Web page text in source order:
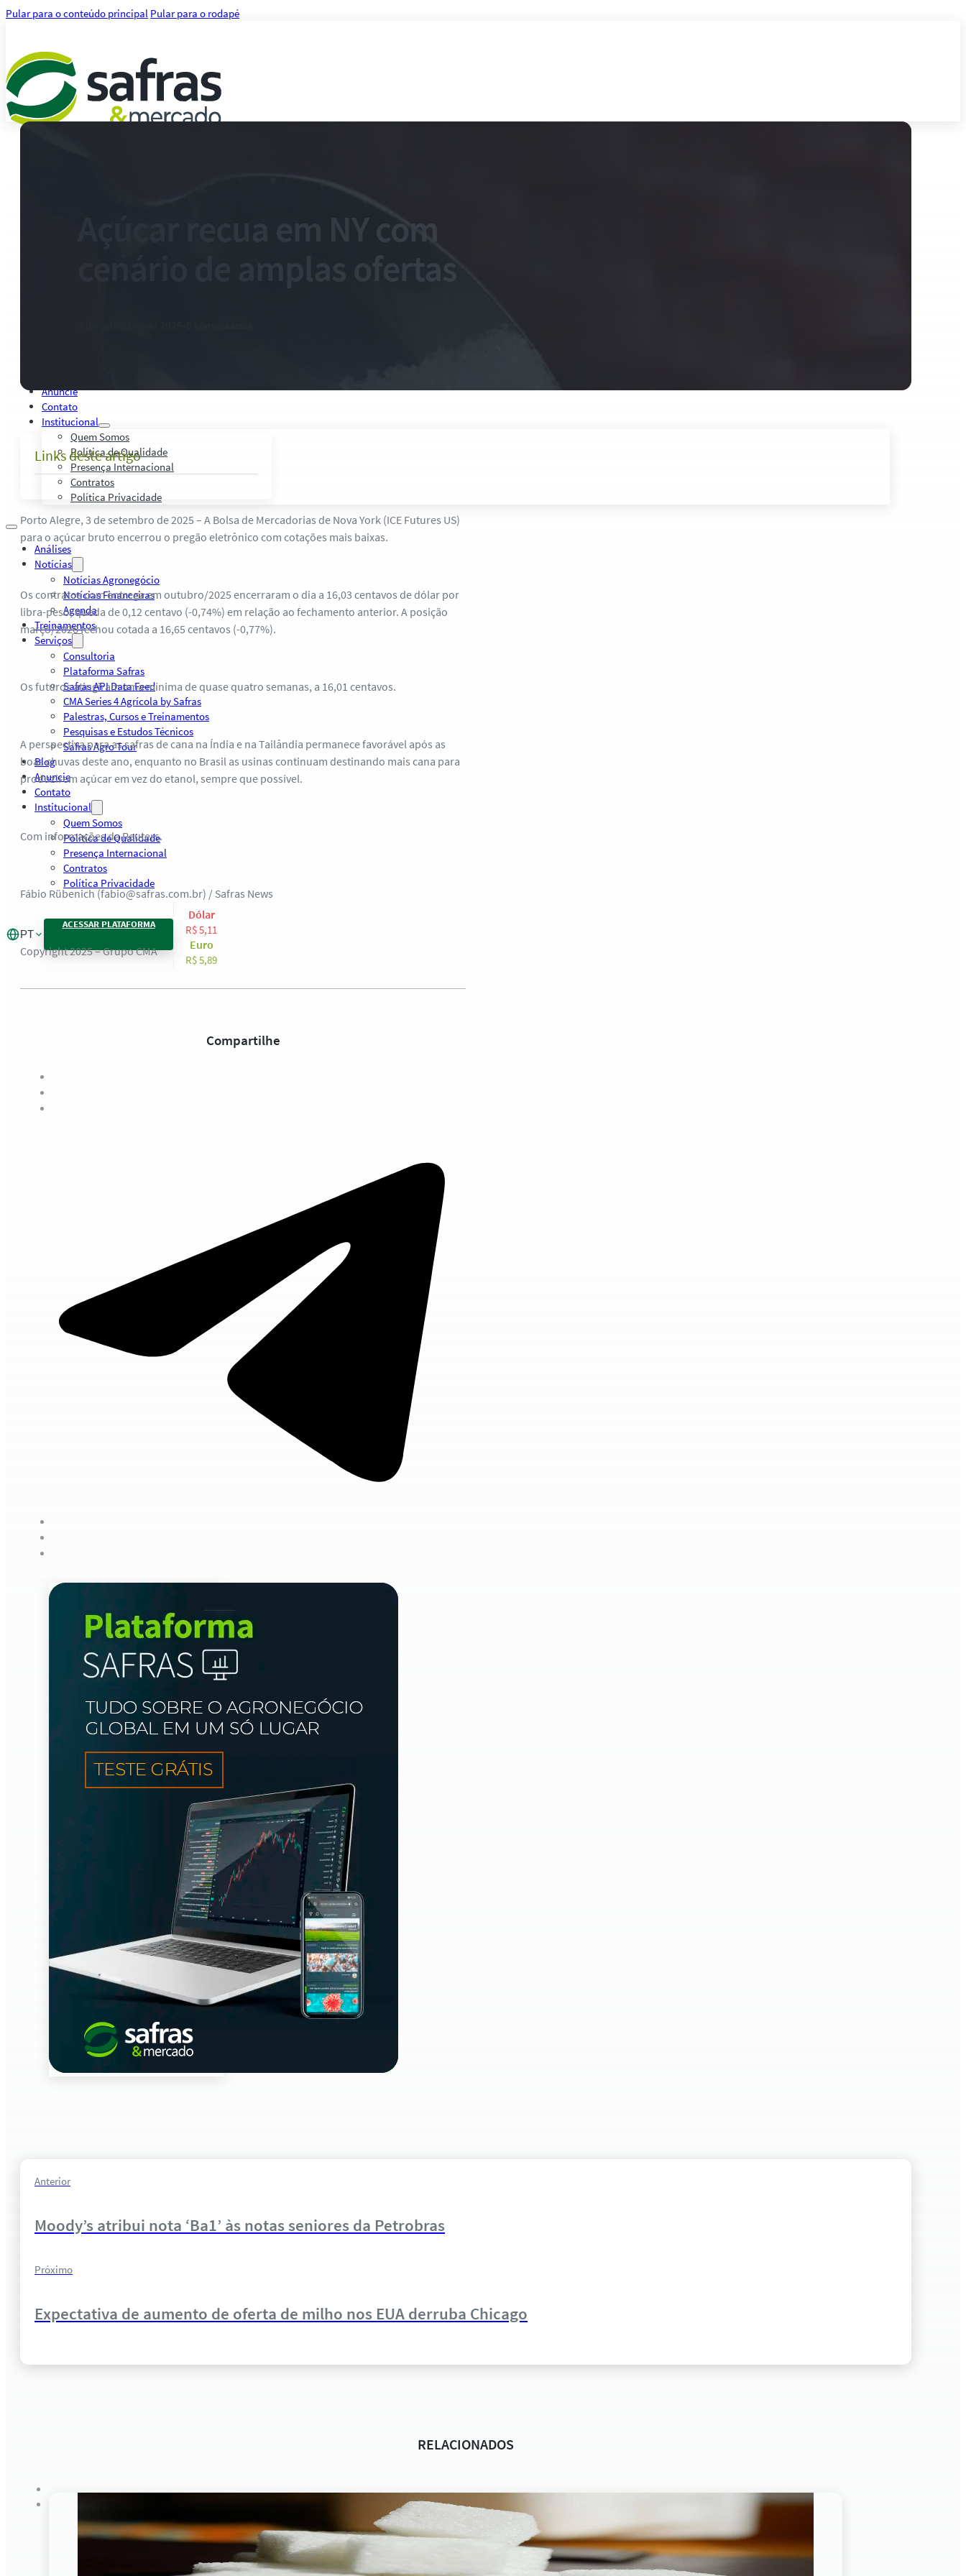
Pular para o conteúdo principal Pular para o rodapé
Anuncie
Contato
Institucional
Quem Somos
Política de Qualidade
Presença Internacional
Contratos
Política Privacidade
Análises
Notícias
Notícias Agronegócio
Notícias Financeiras
Agenda
Treinamentos
Serviços
Consultoria
Plataforma Safras
Safras API Data Feed
CMA Series 4 Agrícola by Safras
Palestras, Cursos e Treinamentos
Pesquisas e Estudos Técnicos
Safras Agro Tour
Blog
Anuncie
Contato
Institucional
Quem Somos
Política de Qualidade
Presença Internacional
Contratos
Política Privacidade
PT
ACESSAR PLATAFORMA
Dólar
R$ 5,11
Euro
R$ 5,89
Açúcar recua em NY com
cenário de amplas ofertas
Links deste artigo
Porto Alegre, 3 de setembro de 2025 – A Bolsa de Mercadorias de Nova York (ICE Futures US)
para o açúcar bruto encerrou o pregão eletrônico com cotações mais baixas.
Os contratos com entrega em outubro/2025 encerraram o dia a 16,03 centavos de dólar por
libra-peso, queda de 0,12 centavo (-0,74%) em relação ao fechamento anterior. A posição
março/2026 fechou cotada a 16,65 centavos (-0,77%).
Os futuros atingiram uma mínima de quase quatro semanas, a 16,01 centavos.
A perspectiva para as safras de cana na Índia e na Tailândia permanece favorável após as
boas chuvas deste ano, enquanto no Brasil as usinas continuam destinando mais cana para
produzirem açúcar em vez do etanol, sempre que possível.
Com informações da Reuters.
Fábio Rübenich (fabio@safras.com.br) / Safras News
Copyright 2025 – Grupo CMA
Compartilhe
Anterior
Moody’s atribui nota ‘Ba1’ às notas seniores da Petrobras
Próximo
Expectativa de aumento de oferta de milho nos EUA derruba Chicago
RELACIONADOS